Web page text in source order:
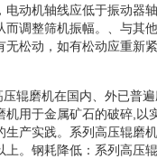
动机轴线应低于振动器
调整筛机振幅。、与其
松动，如有松动应重新
辊磨机在国内、外已普
用于金属矿石的破碎,
产实践。系列高压辊磨
。钢耗降低：系列高压